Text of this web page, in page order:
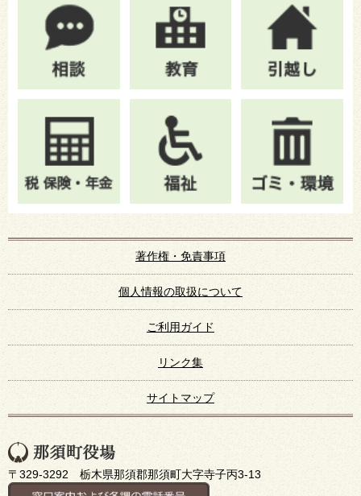
著作権・免責事項
個人情報の取扱について
ご利用ガイド
リンク集
サイトマップ
〒329-3292 栃木県那須郡那須町大字寺子丙3-13